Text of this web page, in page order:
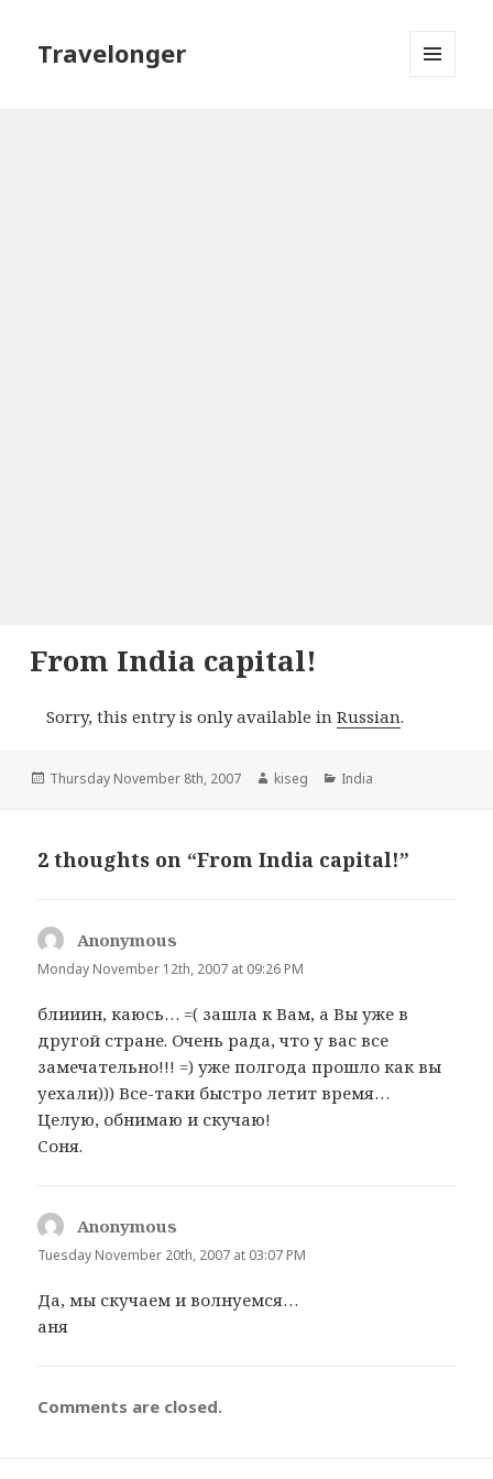
Travelonger
From India capital!
Sorry, this entry is only available in Russian.
Posted
Thursday November 8th, 2007 Author
kiseg Categories
India
2 thoughts on “From India capital!”
Anonymous
a
s
:
Monday November 12th, 2007 at 09:26 PM
блииин, каюсь… =( зашла к Вам, а Вы уже в
другой стране. Очень рада, что у вас все
замечательно!!! =) уже полгода прошло как вы
уехали))) Все-таки быстро летит время…
Целую, обнимаю и скучаю!
Соня.
Anonymous
a
s
Tuesday November 20th, 2007 at 03:07 PM
Да, мы скучаем и волнуемся…
аня
Comments are closed.